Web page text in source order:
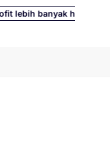
banyak hingga 500%